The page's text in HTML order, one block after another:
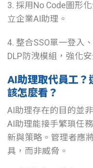
3. 採用No Code圖形
立企業AI助理。
4. 整合SSO單一登入
DLP防洩模組，強化
AI助理取代員工？
該怎麼看？
AI助理存在的目的並
AI助理能接手繁瑣任
新與策略。管理者應
具，而非威脅。